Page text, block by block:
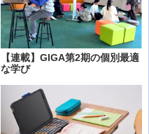
【連載】GIGA第2期の個別最適
な学び